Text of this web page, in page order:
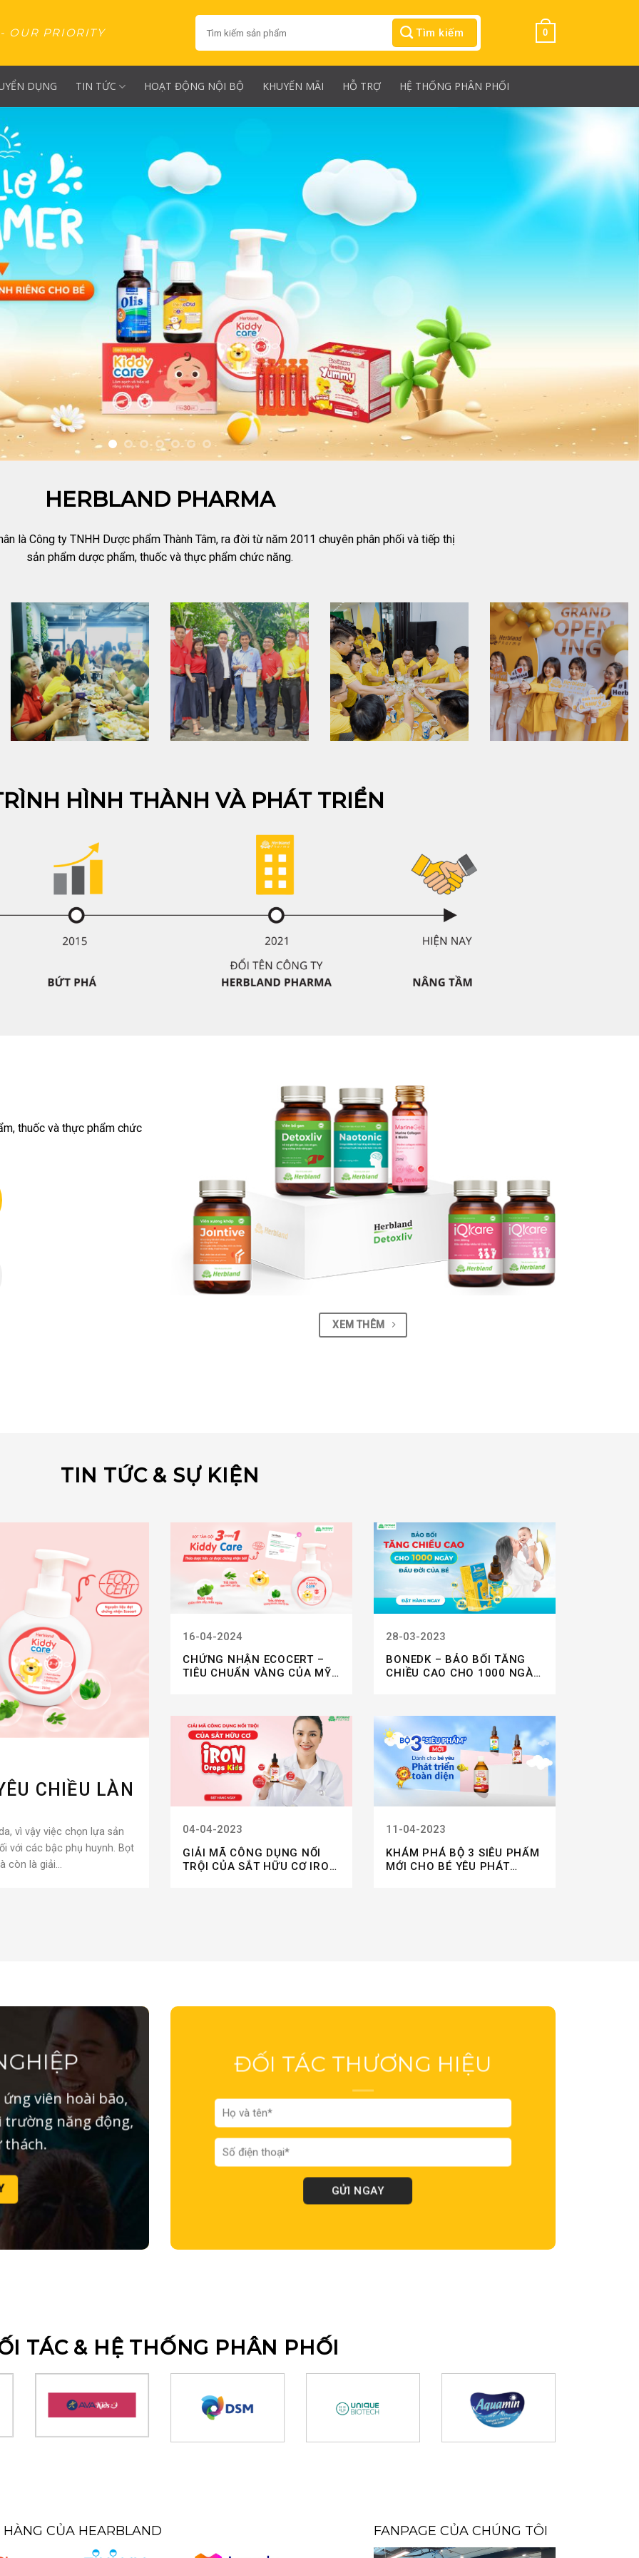
OUR PRIORITY Tìm kiếm 0
DỤNG TIN TỨC HOẠT ĐỘNG NỘI BỘ KHUYẾN MÃI HỖ TRỢ HỆ THỐNG PHÂN PHỐI
HERBLAND PHARMA
là Công ty TNHH Dược phẩm Thành Tâm, ra đời từ năm 2011 chuyên phân phối và tiếp thị
sản phẩm dược phẩm, thuốc và thực phẩm chức năng.
HÌNH THÀNH VÀ PHÁT TRIỂN
thuốc và thực phẩm chức
XEM THÊM
TIN TỨC & SỰ KIỆN
CHIỀU LÀN
vì vậy việc chọn lựa sản
với các bậc phụ huynh. Bọt
còn là giải...
16-04-2024
CHỨNG NHẬN ECOCERT –
TIÊU CHUẨN VÀNG CỦA MỸ
28-03-2023
BONEDK – BẢO BỐI TĂNG
CHIỀU CAO CHO 1000 NGÀY
04-04-2023
GIẢI MÃ CÔNG DỤNG NỔI
TRỘI CỦA SẮT HỮU CƠ IRON
11-04-2023
KHÁM PHÁ BỘ 3 SIÊU PHẨM
MỚI CHO BÉ YÊU PHÁT
viên hoài bão,
trường năng động,
ĐỐI TÁC THƯƠNG HIỆU
TÁC & HỆ THỐNG PHÂN PHỐI
HÀNG CỦA HEARBLAND FANPAGE CỦA CHÚNG TÔI